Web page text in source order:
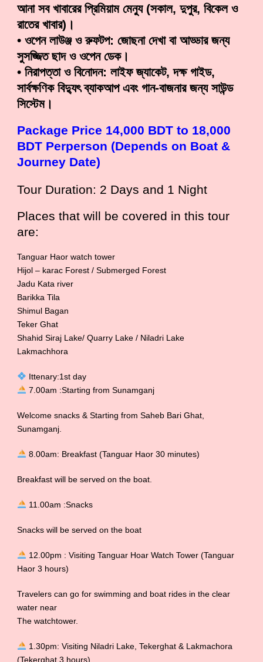
আনা সব খাবারের প্রিমিয়াম মেন্যু (সকাল, দুপুর, বিকেল ও
রাতের খাবার)।
• ওপেন লাউঞ্জ ও রুফটপ: জোছনা দেখা বা আড্ডার জন্য
সুসজ্জিত ছাদ ও ওপেন ডেক।
• নিরাপত্তা ও বিনোদন: লাইফ জ্যাকেট, দক্ষ গাইড,
সার্বক্ষণিক বিদ্যুৎ ব্যাকআপ এবং গান-বাজনার জন্য সাউন্ড
সিস্টেম।
Package Price 14,000 BDT to 18,000
BDT Perperson (Depends on Boat &
Journey Date)
Tour Duration: 2 Days and 1 Night
Places that will be covered in this tour
are:
Tanguar Haor watch tower
Hijol – karac Forest / Submerged Forest
Jadu Kata river
Barikka Tila
Shimul Bagan
Teker Ghat
Shahid Siraj Lake/ Quarry Lake / Niladri Lake
Lakmachhora
Ittenary:1st day
7.00am :Starting from Sunamganj
Welcome snacks & Starting from Saheb Bari Ghat,
Sunamganj.
8.00am: Breakfast (Tanguar Haor 30 minutes)
Breakfast will be served on the boat.
11.00am :Snacks
Snacks will be served on the boat
12.00pm : Visiting Tanguar Hoar Watch Tower (Tanguar
Haor 3 hours)
Travelers can go for swimming and boat rides in the clear
water near
The watchtower.
1.30pm: Visiting Niladri Lake, Tekerghat & Lakmachora
(Tekerghat 3 hours)